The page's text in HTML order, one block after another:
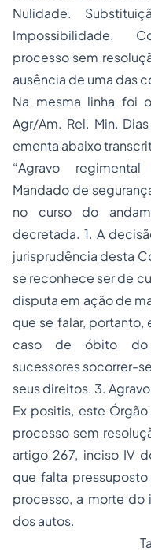
Nulidade.
Impossibilidade.
processo sem
ausência de uma das
Na mesma linha foi
Agr/Am. Rel. Min.
ementa abaixo
“Agravo
Mandado de
no curso do
decretada. 1. A
jurisprudência desta
se reconhece ser de
disputa em ação de
que se falar,
caso de óbito do
sucessores socorrer-
seus direitos. 3.
Ex positis, este
processo sem
artigo 267, inciso IV
que falta
processo, a morte do
dos autos.
Taubaté, 21